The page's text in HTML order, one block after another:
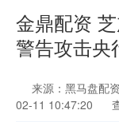
金鼎配资
警告攻击央
来源：黑马盘配资
02-11 10:47:20